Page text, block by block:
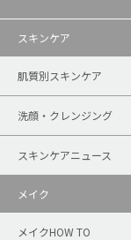
スキンケア
肌質別スキンケア
洗顔・クレンジング
スキンケアニュース
メイク
メイクHOW TO